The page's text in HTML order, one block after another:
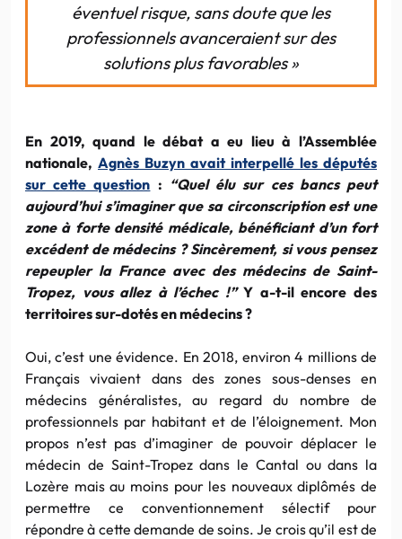
éventuel risque, sans doute que les
professionnels avanceraient sur des
solutions plus favorables »
En 2019, quand le débat a eu lieu à l’Assemblée
nationale, Agnès Buzyn avait interpellé les députés
sur cette question : “Quel élu sur ces bancs peut
aujourd’hui s’imaginer que sa circonscription est une
zone à forte densité médicale, bénéficiant d’un fort
excédent de médecins ? Sincèrement, si vous pensez
repeupler la France avec des médecins de Saint-
Tropez, vous allez à l’échec !”Y a-t-il encore des
territoires sur-dotés en médecins ?
Oui, c’est une évidence. En 2018, environ 4 millions de
Français vivaient dans des zones sous-denses en
médecins généralistes, au regard du nombre de
professionnels par habitant et de l’éloignement. Mon
propos n’est pas d’imaginer de pouvoir déplacer le
médecin de Saint-Tropez dans le Cantal ou dans la
Lozère mais au moins pour les nouveaux diplômés de
permettre ce conventionnement sélectif pour
répondre à cette demande de soins. Je crois qu’il est de